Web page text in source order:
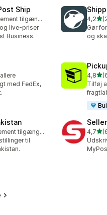
Ship
Gratis abonnement tilgængeligt
live-priser
Business.
4,2ud
283
Gør
og
med FedEx,
4,8ud
62
Tilføj
Gratis abonnement tilgængeligt
til
4,7ud
630